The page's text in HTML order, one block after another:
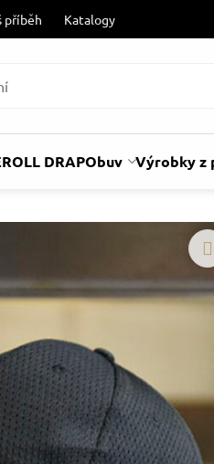
příběh Katalogy
ROLL DRAPObuv Výrobky z